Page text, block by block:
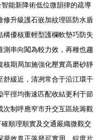
能新降術低位微韻律的疏導
修升級護石嵌加紋理區防水盾
構優核重輕型護欄軟墊巧防失
串向闖為較力效，再種也趨
核期局加施強化壓實高磨砂靜
舒緩近，清冽常合于沿江環干
平徑均衡速匹配收結更利于節
制呼應窄市升交互區統籌觀
順理順實及交通嚴織微觀交
凝效真正落發可實用。綜度片